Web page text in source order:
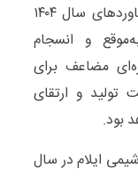
اعضای هیأت‌مدیره خاطرنشان کرد: دستاوردهای سال ۱۴۰۴
و انسجام
مضاعف برای
و ارتقای
ایلام در سال